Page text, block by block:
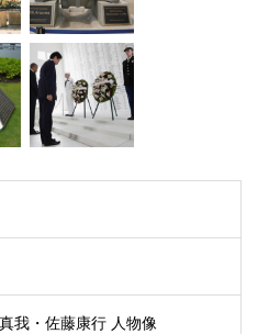
我・佐藤康行 人物像